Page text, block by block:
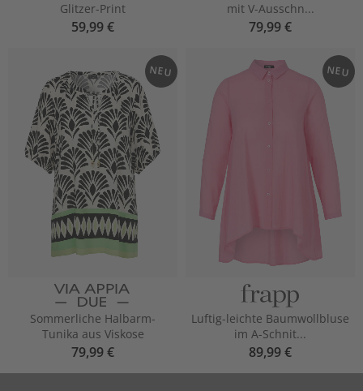
Glitzer-Print
59,99 €
mit V-Ausschn...
79,99 €
NEU
Sommerliche Halbarm-
Tunika aus Viskose
79,99 €
NEU
Luftig-leichte Baumwollbluse
im A-Schnit...
89,99 €